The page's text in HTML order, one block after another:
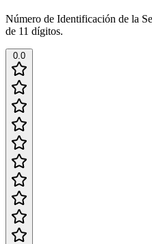
Número de Identificación de la
de 11 dígitos.
0.0